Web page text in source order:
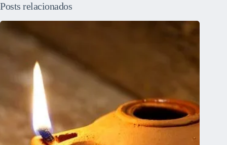
Posts relacionados